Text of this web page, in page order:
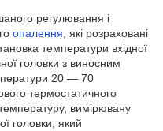
регулювання і
опалення, які розраховані
температури вхідної
головки з виносним
20 ― 70
термостатичного
вимірювану
головки, який